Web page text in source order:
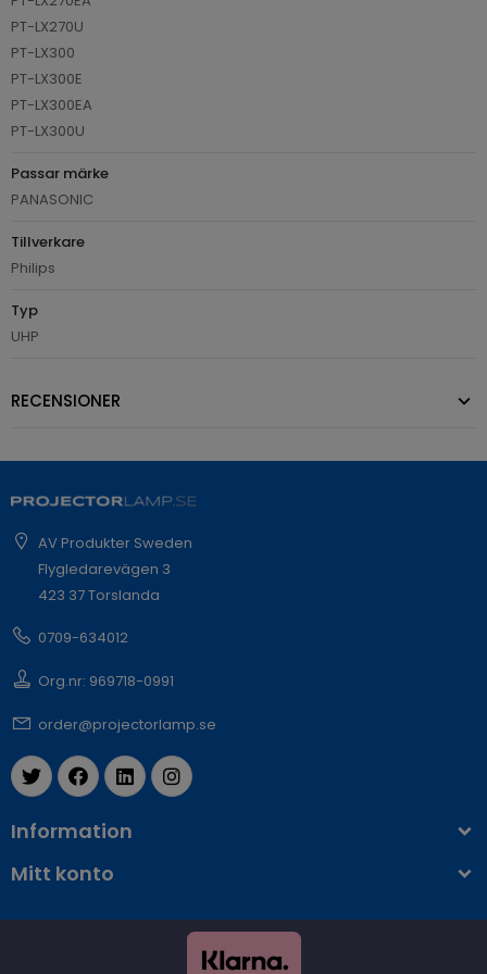
PT-LX270U
PT-LX300
PT-LX300E
PT-LX300EA
PT-LX300U
Passar märke
PANASONIC
Tillverkare
Philips
Typ
UHP
RECENSIONER
AV Produkter Sweden
Flygledarevägen 3
423 37 Torslanda
0709-634012
Org.nr: 969718-0991
order@projectorlamp.se
Information
Mitt konto